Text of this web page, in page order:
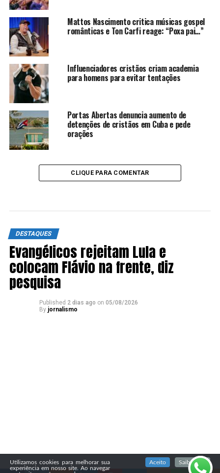
Mattos Nascimento critica músicas gospel
românticas e Ton Carfi reage: “Poxa pai…”
Influenciadores cristãos criam academia
para homens para evitar tentações
Portas Abertas denuncia aumento de
detenções de cristãos em Cuba e pede
orações
CLIQUE PARA COMENTAR
DESTAQUES
Evangélicos rejeitam Lula e
colocam Flávio na frente, diz
pesquisa
Published 2 dias ago on 05/08/2026
By jornalismo
Utilizamos cookies para melhorar sua
experiência em nosso site. Ao navegar
Aceito Saiba mais